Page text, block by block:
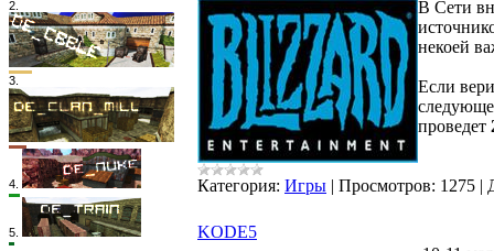
2.
3.
4.
5.
В Сети
некоей
Если
проведет
Категория: Игры | Просмотров: 1275 |
KODE5